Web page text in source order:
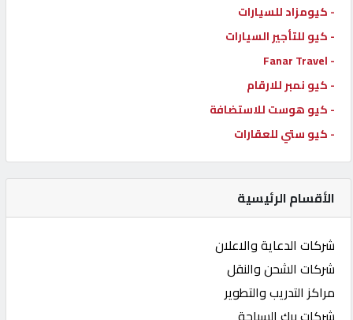
- كيومزاد للسيارات
- كيو للتأجير السيارات
- Fanar Travel
- كيو نمبر للارقام
- كيو هوست للاستضافة
- كيو ستي للعقارات
الأقسام الرئيسية
شركات الدعاية والاعلان
شركات الشحن والنقل
مراكز التدريب والتطوير